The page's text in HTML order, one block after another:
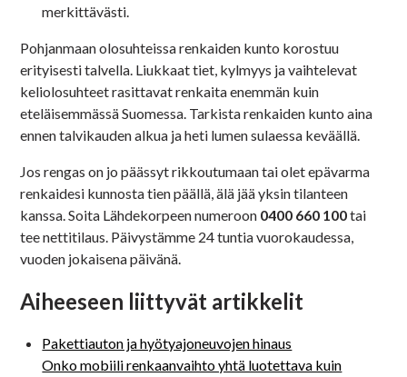
merkittävästi.
Pohjanmaan olosuhteissa renkaiden kunto korostuu
erityisesti talvella. Liukkaat tiet, kylmyys ja vaihtelevat
keliolosuhteet rasittavat renkaita enemmän kuin
eteläisemmässä Suomessa. Tarkista renkaiden kunto aina
ennen talvikauden alkua ja heti lumen sulaessa keväällä.
Jos rengas on jo päässyt rikkoutumaan tai olet epävarma
renkaidesi kunnosta tien päällä, älä jää yksin tilanteen
kanssa. Soita Lähdekorpeen numeroon 0400 660 100tai
tee nettitilaus. Päivystämme 24 tuntia vuorokaudessa,
vuoden jokaisena päivänä.
Aiheeseen liittyvät artikkelit
Pakettiauton ja hyötyajoneuvojen hinaus
Onko mobiili renkaanvaihto yhtä luotettava kuin